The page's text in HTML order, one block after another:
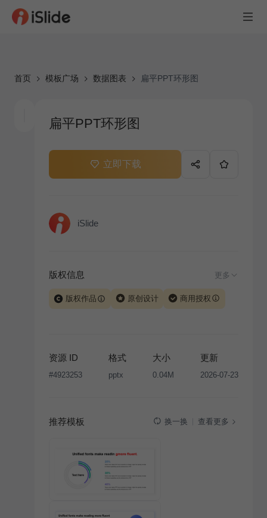
首页 模板广场 数据图表 扁平PPT环形图
扁平PPT环形图
立即下载
iSlide
版权信息 更多
版权作品 原创设计 商用授权
版权声明
条款，禁止任何形式的转让、出售或出租，未
经投权许可任何人不得擅自转载和分发，否则将接照我
资源 ID
#4923253
格式
pptx
大小
0.04M
更新
2026-07-23
推荐模板 换一换 查看更多